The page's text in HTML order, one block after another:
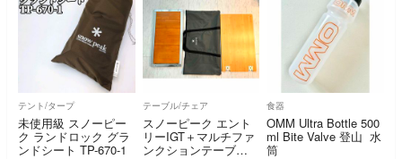
テント/タープ
未使用級 スノーピー
ク ランドロック グラ
ンドシート TP-670-1
テーブル/チェア
スノーピーク エント
リーIGT＋マルチファ
ンクションテーブ
食器
OMM Ultra Bottle 500
ml Bite Valve 登山 水
筒